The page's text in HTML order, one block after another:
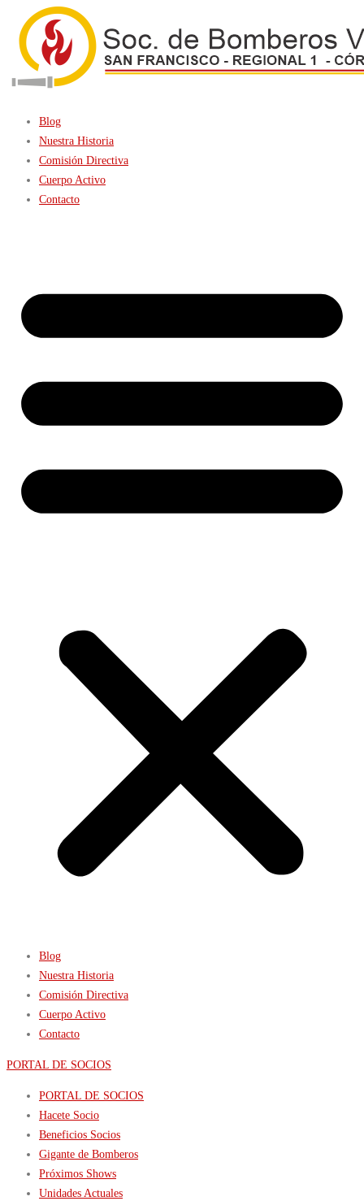
Blog
Nuestra Historia
Comisión Directiva
Cuerpo Activo
Contacto
Blog
Nuestra Historia
Comisión Directiva
Cuerpo Activo
Contacto
PORTAL DE SOCIOS
PORTAL DE SOCIOS
Hacete Socio
Beneficios Socios
Gigante de Bomberos
Próximos Shows
Unidades Actuales